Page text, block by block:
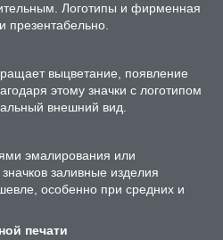
Логотипы и фирменная
презентабельно.
выцветание, появление
этому значки с логотипом
внешний вид.
эмалирования или
заливные изделия
особенно при средних и
печати